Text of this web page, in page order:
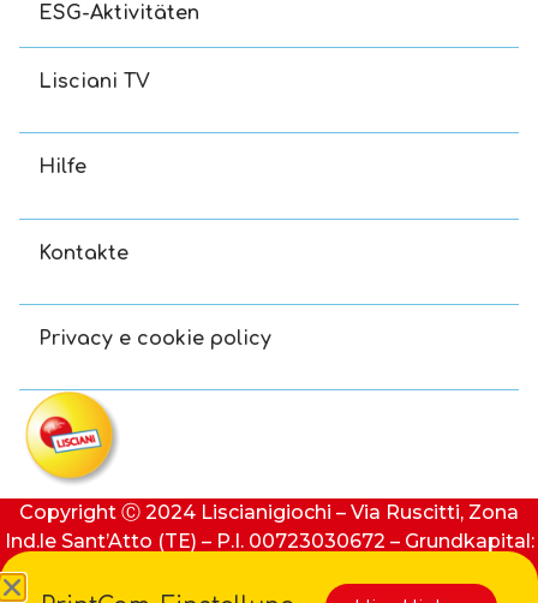
ESG-Aktivitäten
Lisciani TV
Hilfe
Kontakte
Privacy e cookie policy
Copyright Ⓒ 2024 Liscianigiochi – Via Ruscitti, Zona
Ind.le Sant’Atto (TE) – P.I. 00723030672 – Grundkapital: